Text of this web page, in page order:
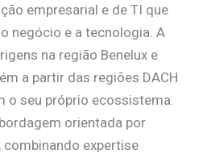
empresarial e de TI que
negócio e a tecnologia. A
na região Benelux e
a partir das regiões DACH
o seu próprio ecossistema.
orientada por
expertise